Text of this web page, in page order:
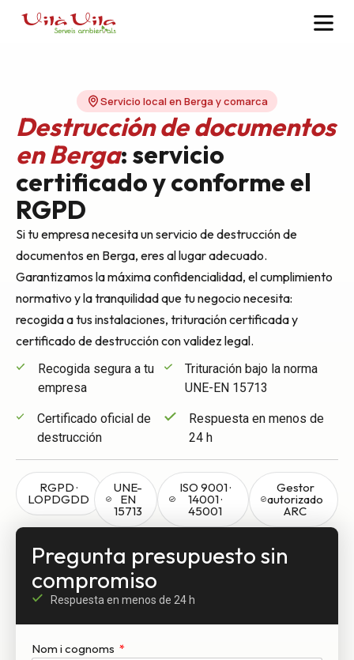
Servicio local en Berga y comarca
Destrucción de documentos
en Berga: servicio
certificado y conforme el
RGPD
Si tu empresa necesita un servicio de destrucción de
documentos en Berga, eres al lugar adecuado.
Garantizamos la máxima confidencialidad, el cumplimiento
normativo y la tranquilidad que tu negocio necesita:
recogida a tus instalaciones, trituración certificada y
certificado de destrucción con validez legal.
Recogida segura a tu
empresa
Certificado oficial de
destrucción
Trituración bajo la norma
UNE-EN 15713
Respuesta en menos de
24 h
RGPD ·
LOPDGDD
UNE-
EN
15713
ISO 9001 ·
14001 ·
45001
Gestor
autorizado
ARC
Pregunta presupuesto sin
compromiso
Respuesta en menos de 24 h
Nom i cognoms